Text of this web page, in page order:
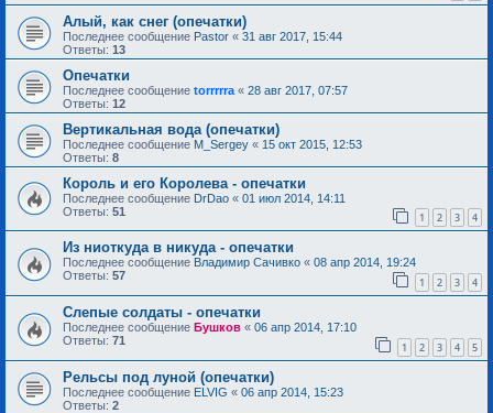
Алый, как снег (опечатки)
Последнее сообщение Pastor « 31 авг 2017, 15:44
Ответы: 13
Опечатки
Последнее сообщение torrrrra « 28 авг 2017, 07:57
Ответы: 12
Вертикальная вода (опечатки)
Последнее сообщение M_Sergey « 15 окт 2015, 12:53
Ответы: 8
Король и его Королева - опечатки
Последнее сообщение DrDao « 01 июл 2014, 14:11
Ответы: 51 1 2 3 4
Из ниоткуда в никуда - опечатки
Последнее сообщение Владимир Сачивко « 08 апр 2014, 19:24
Ответы: 57 1 2 3 4
Слепые солдаты - опечатки
Последнее сообщение Бушков « 06 апр 2014, 17:10
Ответы: 71 1 2 3 4 5
Рельсы под луной (опечатки)
Последнее сообщение ELVIG « 06 апр 2014, 15:23
Ответы: 2